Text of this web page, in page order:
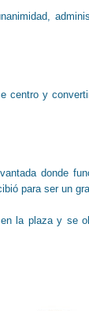
centro y
donde
para ser un
la plaza y se